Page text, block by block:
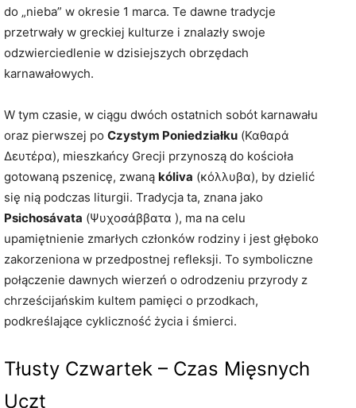
do „nieba” w okresie 1 marca. Te dawne tradycje
przetrwały w greckiej kulturze i znalazły swoje
odzwierciedlenie w dzisiejszych obrzędach
karnawałowych.
W tym czasie, w ciągu dwóch ostatnich sobót karnawału
oraz pierwszej po Czystym Poniedziałku (Καθαρά
Δευτέρα), mieszkańcy Grecji przynoszą do kościoła
gotowaną pszenicę, zwaną kóliva (κόλλυβα), by dzielić
się nią podczas liturgii. Tradycja ta, znana jako
Psichosávata (Ψυχοσάββατα ), ma na celu
upamiętnienie zmarłych członków rodziny i jest głęboko
zakorzeniona w przedpostnej refleksji. To symboliczne
połączenie dawnych wierzeń o odrodzeniu przyrody z
chrześcijańskim kultem pamięci o przodkach,
podkreślające cykliczność życia i śmierci.
Tłusty Czwartek – Czas Mięsnych
Uczt